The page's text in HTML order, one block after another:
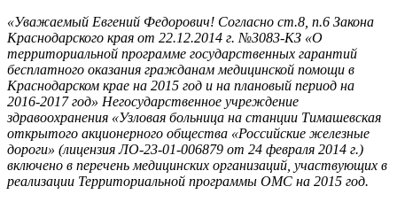
«Уважаемый Евгений Федорович! Согласно ст.8, п.6 Закона
Краснодарского края от 22.12.2014 г. №3083-КЗ «О
территориальной программе государственных гарантий
бесплатного оказания гражданам медицинской помощи в
Краснодарском крае на 2015 год и на плановый период на
2016-2017 год» Негосударственное учреждение
здравоохранения «Узловая больница на станции Тимашевская
открытого акционерного общества «Российские железные
дороги» (лицензия ЛО-23-01-006879 от 24 февраля 2014 г.)
включено в перечень медицинских организаций, участвующих в
реализации Территориальной программы ОМС на 2015 год.